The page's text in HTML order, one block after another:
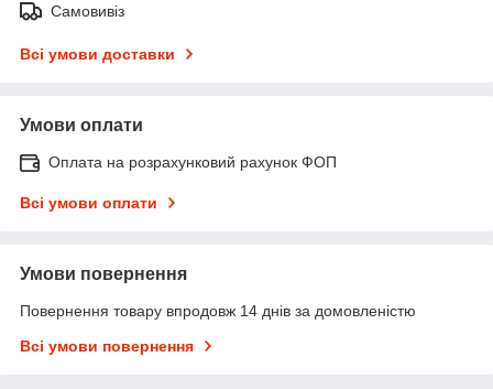
Самовивіз
Всі умови доставки
Умови оплати
Оплата на розрахунковий рахунок ФОП
Всі умови оплати
Умови повернення
Повернення товару впродовж 14 днів за домовленістю
Всі умови повернення